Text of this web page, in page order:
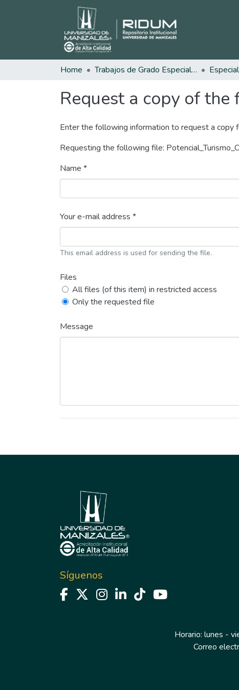
Home Trabajos de Grado Especializaciones
Request a copy of the
Enter the following information to request a copy
Requesting the following file:
Name *
Your e-mail address *
This email address is used for sending the file.
Files
All files (of this item) in restricted access
Only the requested file
Message
Síguenos
Horario: lunes -
Correo